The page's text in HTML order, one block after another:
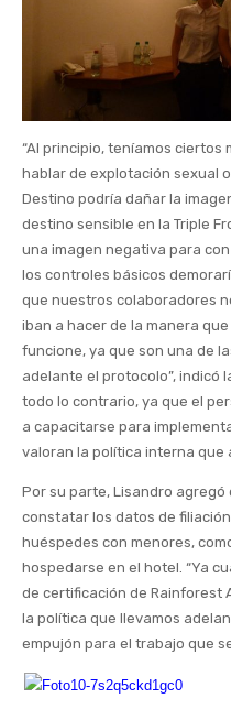
“Al principio, teníamos ciertos
hablar de explotación sexual
Destino podría dañar la
destino sensible en la Triple
una imagen negativa para
los controles básicos
que nuestros colaboradores
iban a hacer de la manera
funcione, ya que son una de
adelante el protocolo”, indicó
todo lo contrario, ya que el
a capacitarse para
valoran la política interna que
Por su parte, Lisandro
constatar los datos de
huéspedes con menores,
hospedarse en el hotel. “Ya
de certificación de Rainforest
la política que llevamos
empujón para el trabajo que